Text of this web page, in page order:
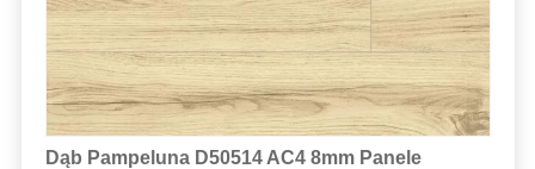
Dąb Pampeluna D50514 AC4 8mm Panele